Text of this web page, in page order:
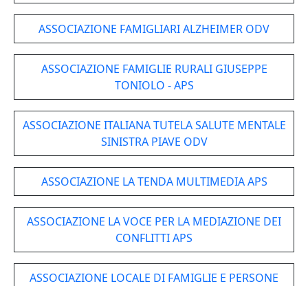
ASSOCIAZIONE FAMIGLIARI ALZHEIMER ODV
ASSOCIAZIONE FAMIGLIE RURALI GIUSEPPE
TONIOLO - APS
ASSOCIAZIONE ITALIANA TUTELA SALUTE MENTALE
SINISTRA PIAVE ODV
ASSOCIAZIONE LA TENDA MULTIMEDIA APS
ASSOCIAZIONE LA VOCE PER LA MEDIAZIONE DEI
CONFLITTI APS
ASSOCIAZIONE LOCALE DI FAMIGLIE E PERSONE